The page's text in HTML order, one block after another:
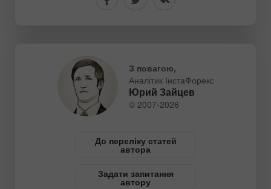
З повагою,
Аналітик ІнстаФорекс
Юрий Зайцев
© 2007-2026
До переліку статей
автора
Задати запитання
автору